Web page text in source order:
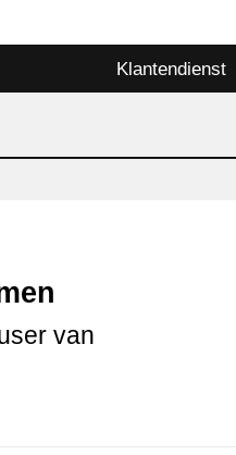
Klantendienst
van